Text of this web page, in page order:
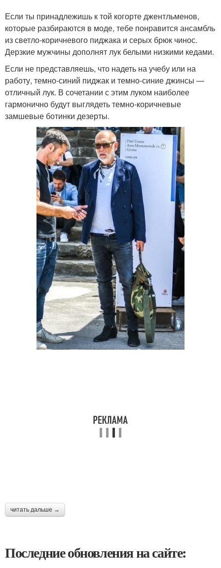
Если ты принадлежишь к той когорте джентльменов,
которые разбираются в моде, тебе понравится ансамбль
из светло-коричневого пиджака и серых брюк чинос.
Дерзкие мужчины дополнят лук белыми низкими кедами.
Если не представляешь, что надеть на учебу или на
работу, темно-синий пиджак и темно-синие джинсы —
отличный лук. В сочетании с этим луком наиболее
гармонично будут выглядеть темно-коричневые
замшевые ботинки дезерты.
читать дальше →
Последние обновления на сайте: